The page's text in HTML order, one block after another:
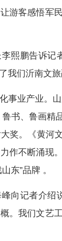
游客感悟军
熙鹏告诉记
我们沂南文
事业产业。
书、鲁画
奖。《黄河
作不断涌现
东”品牌 。
向记者介绍
。我们文艺